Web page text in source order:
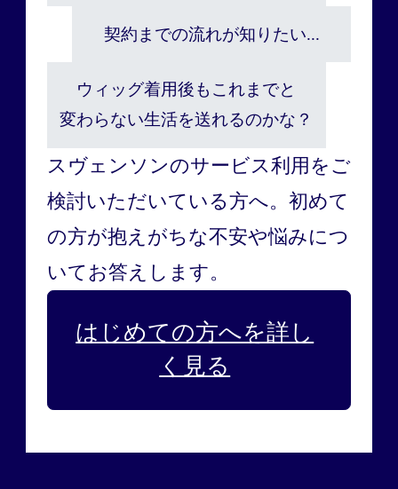
契約までの流れが知りたい...
ウィッグ着用後もこれまでと
変わらない生活を送れるのかな？
スヴェンソンのサービス利用をご
検討いただいている方へ。 初めて
の方が抱えがちな不安や悩みにつ
いてお答えします。
はじめての方へを詳し
く見る